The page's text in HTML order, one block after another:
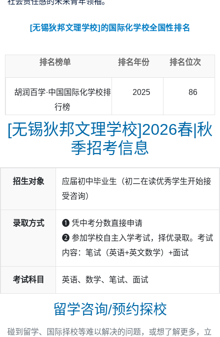
[无锡狄邦文理学校]的国际化学校全国性排名
排名榜单 排名年份 排名位次
胡润百学·中国国际化学校排
行榜
2025 86
[无锡狄邦文理学校]2026春|秋
季招考信息
招生对象
应届初中毕业生（初二在读优秀学生开始接
受咨询）
录取方式
❶ 凭中考分数直接申请
❷ 参加学校自主入学考试，择优录取。考试
内容：笔试（英语+英文数学）+面试
考试科目 英语、数学、笔试、面试
留学咨询/预约探校
碰到留学、国际择校等难以解决的问题，或想了解更多，立